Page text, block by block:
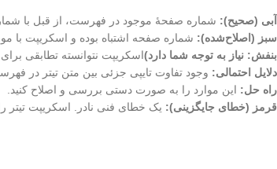
آبی (صحیح): شماره صفحهٔ موجود در فهرست، از قبل با
سبز (اصلاح‌شده): شماره صفحه اشتباه بوده و اسکریپت با
بنفش: نیاز به توجه شما دارد)اسکریپت نتوانسته تطابقی
دلایل احتمالی: وجود تفاوت تایپی جزئی بین متن تیتر در
راه حل: این موارد را به صورت دستی بررسی و اصلاح کنید.
قرمز (خطای جایگزینی): یک خطای فنی نادر. اسکریپت تیتر